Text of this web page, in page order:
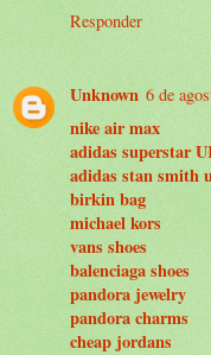
Responder
Unknown 6 de
nike air max
adidas superstar
adidas stan smith
birkin bag
michael kors
vans shoes
balenciaga shoes
pandora jewelry
pandora charms
cheap jordans